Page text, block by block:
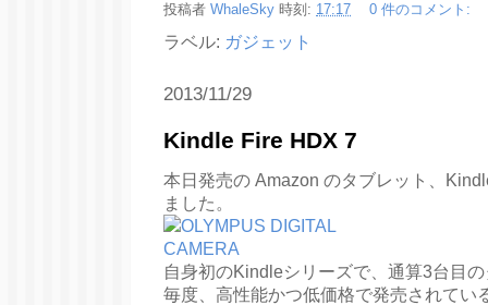
投稿者 WhaleSky 時刻: 17:17 0 件のコメント:
ラベル: ガジェット
2013/11/29
Kindle Fire HDX 7
本日発売の Amazon のタブレット、
ました。
自身初のKindleシリーズで、通算3台目
毎度、高性能かつ低価格で発売されてい